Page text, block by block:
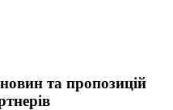
та пропозицій